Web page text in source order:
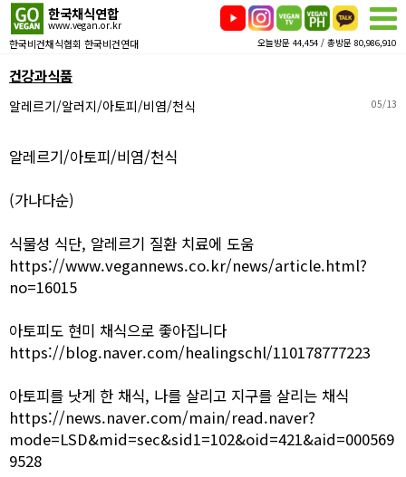
한국채식연합
www.vegan.or.kr
한국비건채식협회 한국비건연대 오늘방문 44,454 / 총방문 80,986,910
건강과식품
알레르기/알러지/아토피/비염/천식 05/13
알레르기/아토피/비염/천식
(가나다순)
식물성 식단, 알레르기 질환 치료에 도움
https://www.vegannews.co.kr/news/article.html?
no=16015
아토피도 현미 채식으로 좋아집니다
https://blog.naver.com/healingschl/110178777223
아토피를 낫게 한 채식, 나를 살리고 지구를 살리는 채식
https://news.naver.com/main/read.naver?
mode=LSD&mid=sec&sid1=102&oid=421&aid=000569
9528